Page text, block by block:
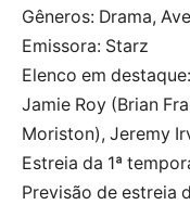
Gêneros: Drama,
Emissora: Starz
Elenco em
Jamie Roy (Brian
Moriston), Jeremy
Estreia da 1ª
Previsão de estreia